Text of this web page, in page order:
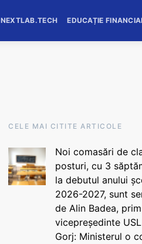
NEXTLAB.TECH EDUCAȚIE
CELE MAI CITITE ARTICOLE
Noi comasări de
posturi, cu 3
la debutul anului
2026-2027, sunt
de Alin Badea,
vicepreședinte
Gorj: Ministerul o